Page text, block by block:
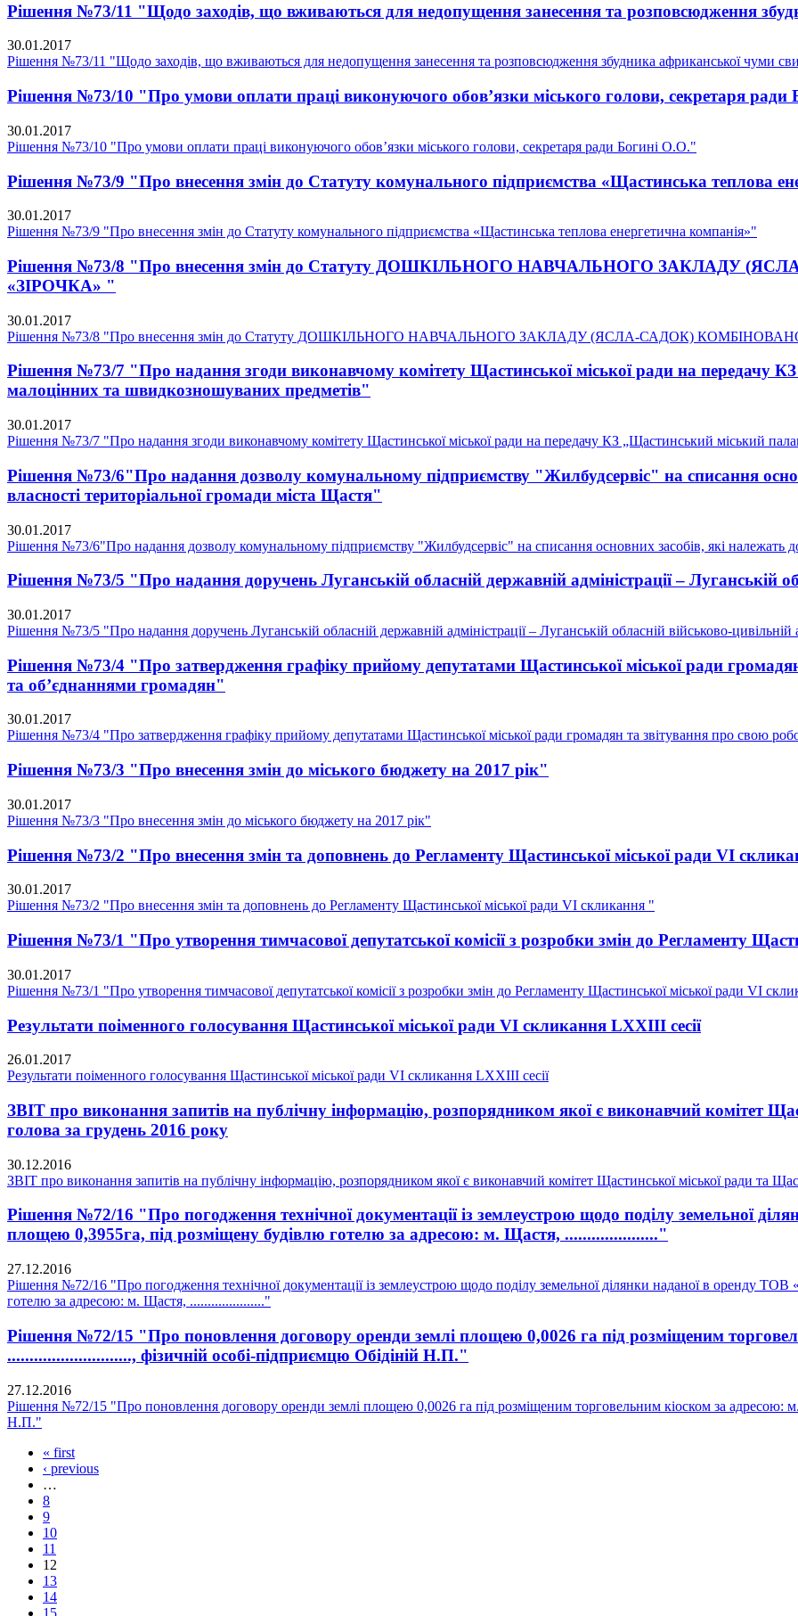
Рішення №73/11 "Щодо заходів, що вживаються для недопущення занесення та розповсюдження
30.01.2017
Рішення №73/11 "Щодо заходів, що вживаються для недопущення занесення та розповсюдження збудника африканської чуми
Рішення №73/10 "Про умови оплати праці виконуючого обов’язки міського голови, секретаря
30.01.2017
Рішення №73/10 "Про умови оплати праці виконуючого обов’язки міського голови, секретаря ради Богині О.О."
Рішення №73/9 "Про внесення змін до Статуту комунального підприємства «Щастинська теплова
30.01.2017
Рішення №73/9 "Про внесення змін до Статуту комунального підприємства «Щастинська теплова енергетична компанія»"
Рішення №73/8 "Про внесення змін до Статуту ДОШКІЛЬНОГО НАВЧАЛЬНОГО ЗАКЛАДУ
«ЗІРОЧКА» "
30.01.2017
Рішення №73/8 "Про внесення змін до Статуту ДОШКІЛЬНОГО НАВЧАЛЬНОГО ЗАКЛАДУ (ЯСЛА-САДОК)
Рішення №73/7 "Про надання згоди виконавчому комітету Щастинської міської ради на передачу
малоцінних та швидкозношуваних предметів"
30.01.2017
Рішення №73/7 "Про надання згоди виконавчому комітету Щастинської міської ради на передачу КЗ „Щастинський міський
Рішення №73/6"Про надання дозволу комунальному підприємству "Жилбудсервіс" на списання
власності територіальної громади міста Щастя"
30.01.2017
Рішення №73/6"Про надання дозволу комунальному підприємству "Жилбудсервіс" на списання основних засобів, які належать
Рішення №73/5 "Про надання доручень Луганській обласній державній адміністрації – Луганській
30.01.2017
Рішення №73/5 "Про надання доручень Луганській обласній державній адміністрації – Луганській обласній військово-цивільній
Рішення №73/4 "Про затвердження графіку прийому депутатами Щастинської міської ради
та об’єднаннями громадян"
30.01.2017
Рішення №73/4 "Про затвердження графіку прийому депутатами Щастинської міської ради громадян та звітування про свою
Рішення №73/3 "Про внесення змін до міського бюджету на 2017 рік"
30.01.2017
Рішення №73/3 "Про внесення змін до міського бюджету на 2017 рік"
Рішення №73/2 "Про внесення змін та доповнень до Регламенту Щастинської міської ради VI
30.01.2017
Рішення №73/2 "Про внесення змін та доповнень до Регламенту Щастинської міської ради VI скликання "
Рішення №73/1 "Про утворення тимчасової депутатської комісії з розробки змін до Регламенту
30.01.2017
Рішення №73/1 "Про утворення тимчасової депутатської комісії з розробки змін до Регламенту Щастинської міської ради VI
Результати поіменного голосування Щастинської міської ради VI скликання LXXIII сесії
26.01.2017
Результати поіменного голосування Щастинської міської ради VI скликання LXXIII сесії
ЗВІТ про виконання запитів на публічну інформацію, розпорядником якої є виконавчий комітет
голова за грудень 2016 року
30.12.2016
ЗВІТ про виконання запитів на публічну інформацію, розпорядником якої є виконавчий комітет Щастинської міської ради та
Рішення №72/16 "Про погодження технічної документації із землеустрою щодо поділу земельної
площею 0,3955га, під розміщену будівлю готелю за адресою: м. Щастя, ....................."
27.12.2016
Рішення №72/16 "Про погодження технічної документації із землеустрою щодо поділу земельної ділянки наданої в оренду
готелю за адресою: м. Щастя, ....................."
Рішення №72/15 "Про поновлення договору оренди землі площею 0,0026 га під розміщеним
............................, фізичній особі-підприємцю Обідіній Н.П."
27.12.2016
Рішення №72/15 "Про поновлення договору оренди землі площею 0,0026 га під розміщеним торговельним кіоском за адресою:
Н.П."
« first
‹ previous
…
8
9
10
11
12
13
14
15